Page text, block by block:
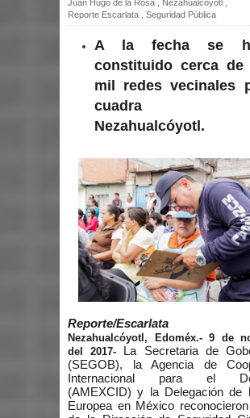
Juan Hugo de la Rosa
Nezahualcóyotl
Reporte Escarlata
Seguridad Pública
A la fecha se
constituido cerca de
mil redes vecinales
cuadra
Nezahualcóyotl.
Reporte/Escarlata
Nezahualcóyotl, Edoméx.- 9 de
del 2017-
La Secretaria de
(SEGOB), la Agencia de
Internacional para el
(AMEXCID) y la Delegación de
Europea en México